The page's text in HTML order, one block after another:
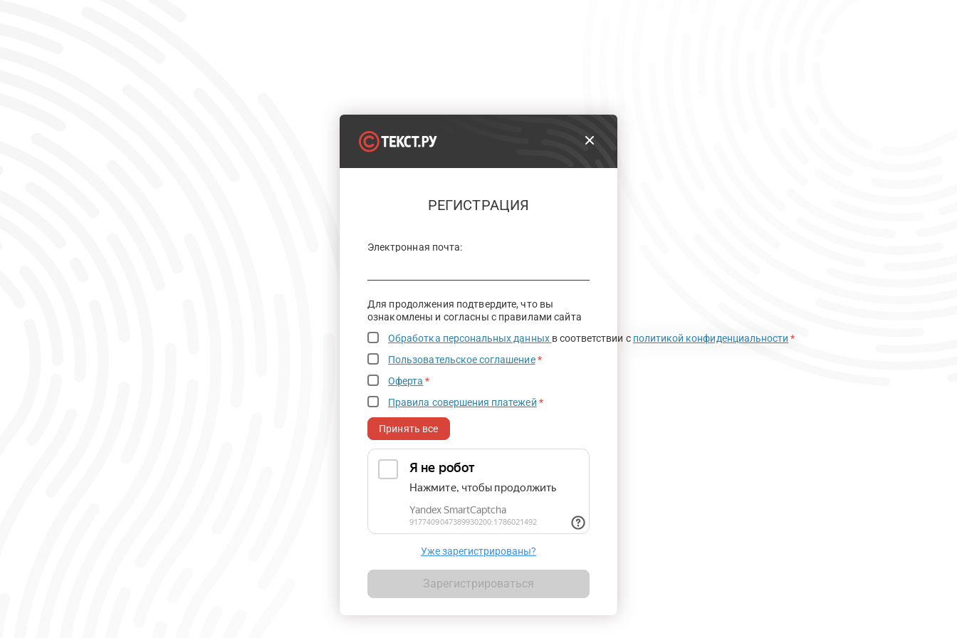
РЕГИСТРАЦИЯ
Электронная почта:
Для продолжения подтвердите, что вы
ознакомлены и согласны с правилами сайта
Обработка персональных данных в соответствии с политикой конфиденциальности *
Пользовательское соглашение *
Оферта *
Правила совершения платежей *
Принять все
Уже зарегистрированы?
Зарегистрироваться